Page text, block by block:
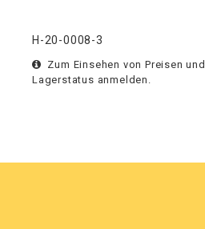
H-20-0008-3
Zum Einsehen von Preisen und
Lagerstatus anmelden.